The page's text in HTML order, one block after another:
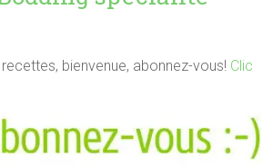
bienvenue, abonnez-vous! Clic